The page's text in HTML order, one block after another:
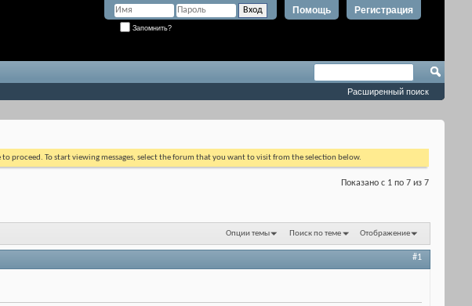
Регистрация
Помощь
Запомнить?
Расширенный поиск
proceed. To start viewing messages, select the forum that you want to visit from the selection below.
Показано с 1 по 7 из 7
Опции темы Поиск по теме Отображение
#1